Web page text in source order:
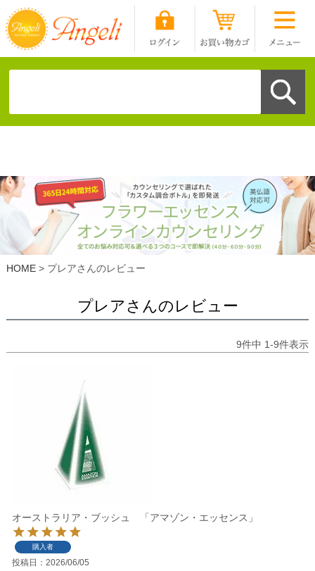
HOME プレアさんのレビュー
プレアさんのレビュー
9件中 1-9件表示
オーストラリア・ブッシュ 「アマゾン・エッセンス」
購入者
投稿日 2026/06/05